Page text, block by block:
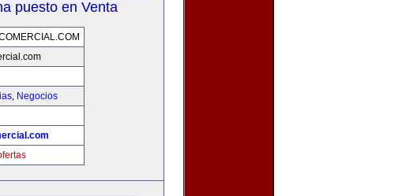
puesto en Venta
, Negocios